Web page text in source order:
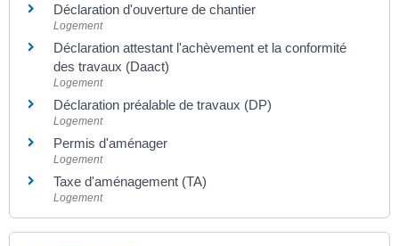
Déclaration d'ouverture de chantier
Logement
Déclaration attestant l'achèvement et la conformité
des travaux (Daact)
Logement
Déclaration préalable de travaux (DP)
Logement
Permis d'aménager
Logement
Taxe d'aménagement (TA)
Logement